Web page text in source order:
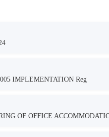
IMPLEMENTATION Reg
OF OFFICE